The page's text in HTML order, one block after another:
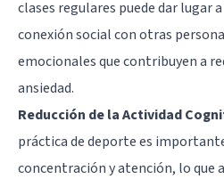
clases regulares puede dar lugar
conexión social con otras
emocionales que contribuyen a
ansiedad.
Reducción de la Actividad
práctica de deporte es
concentración y atención, lo que